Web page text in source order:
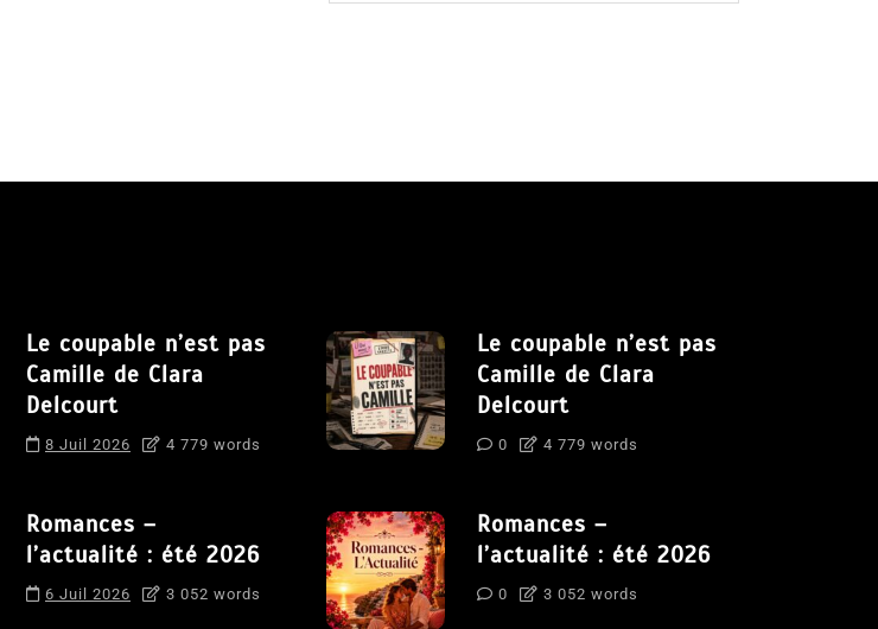
Le coupable n’est pas
Camille de Clara
Delcourt
8 Juil 2026 4 779 words
Romances –
l’actualité : été 2026
6 Juil 2026 3 052 words
Le coupable n’est pas
Camille de Clara
Delcourt
0 4 779 words
Romances –
l’actualité : été 2026
0 3 052 words